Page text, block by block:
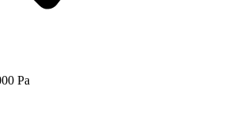
Pa